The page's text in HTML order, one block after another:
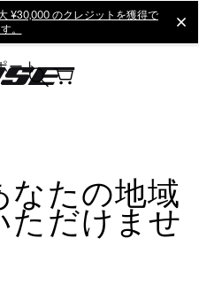
¥30,000 のクレジットを獲得で
。
ート
なたの地域
ただけませ